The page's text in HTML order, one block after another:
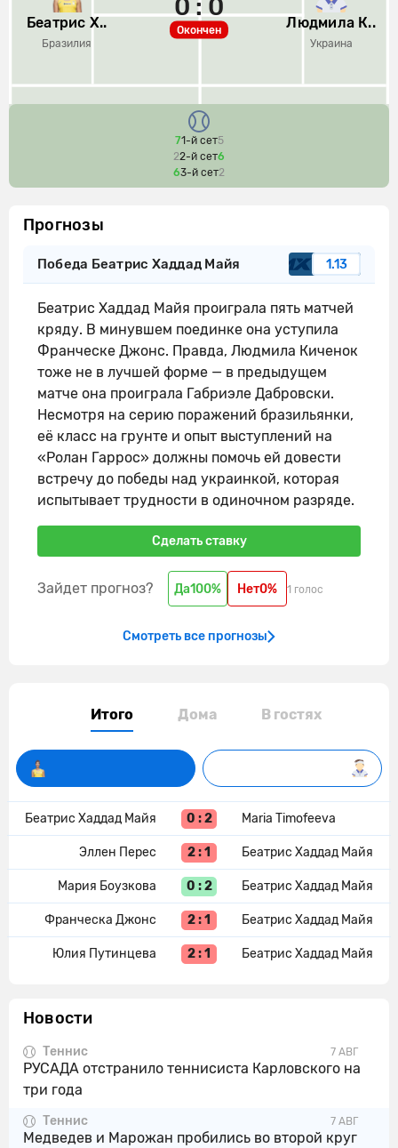
Беатрис Х..
Бразилия
Окончен
0 : 0
Людмила К..
Украина
71-й сет5
22-й сет6
63-й сет2
Прогнозы
Победа Беатрис Хаддад Майя 1.13
Беатрис Хаддад Майя проиграла пять матчей
кряду. В минувшем поединке она уступила
Франческе Джонс. Правда, Людмила Киченок
тоже не в лучшей форме — в предыдущем
матче она проиграла Габриэле Дабровски.
Несмотря на серию поражений бразильянки,
её класс на грунте и опыт выступлений на
«Ролан Гаррос» должны помочь ей довести
встречу до победы над украинкой, которая
испытывает трудности в одиночном разряде.
Сделать ставку
Зайдет прогноз? Да100% Нет0% 1 голос
Смотреть все прогнозы
Итого Дома В гостях
Беатрис Хаддад Майя 0 : 2 Maria Timofeeva
Эллен Перес 2 : 1 Беатрис Хаддад Майя
Мария Боузкова 0 : 2 Беатрис Хаддад Майя
Франческа Джонс 2 : 1 Беатрис Хаддад Майя
Юлия Путинцева 2 : 1 Беатрис Хаддад Майя
Новости
7 АВГ
Теннис
РУСАДА отстранило теннисиста Карловского на
три года
7 АВГ
Теннис
Медведев и Марожан пробились во второй круг